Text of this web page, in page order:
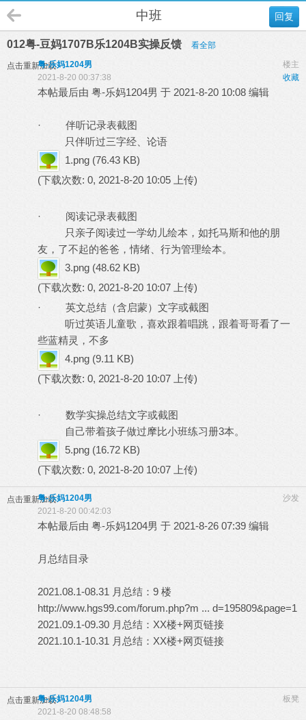
回复
中班
012粤-豆妈1707B乐1204B实操反馈 看全部
点击重新加载 楼主
粤-乐妈1204男
收藏
2021-8-20 00:37:38
本帖最后由 粤-乐妈1204男 于 2021-8-20 10:08 编辑
· 伴听记录表截图
只伴听过三字经、论语
1.png (76.43 KB)
(下载次数: 0, 2021-8-20 10:05 上传)
· 阅读记录表截图
只亲子阅读过一学幼儿绘本，如托马斯和他的朋
友，了不起的爸爸，情绪、行为管理绘本。
3.png (48.62 KB)
(下载次数: 0, 2021-8-20 10:07 上传)
· 英文总结（含启蒙）文字或截图
听过英语儿童歌，喜欢跟着唱跳，跟着哥哥看了一
些蓝精灵，不多
4.png (9.11 KB)
(下载次数: 0, 2021-8-20 10:07 上传)
· 数学实操总结文字或截图
自己带着孩子做过摩比小班练习册3本。
5.png (16.72 KB)
(下载次数: 0, 2021-8-20 10:07 上传)
点击重新加载 沙发
粤-乐妈1204男
2021-8-20 00:42:03
本帖最后由 粤-乐妈1204男 于 2021-8-26 07:39 编辑
月总结目录
2021.08.1-08.31 月总结：9 楼
http://www.hgs99.com/forum.php?m ... d=195809&page=1
2021.09.1-09.30 月总结：XX楼+网页链接
2021.10.1-10.31 月总结：XX楼+网页链接
点击重新加载 板凳
粤-乐妈1204男
2021-8-20 08:48:58